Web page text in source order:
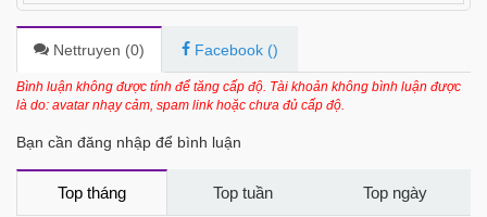
Chapter 13.3 7 tháng trước
Chapter 13.2 7 tháng trước
Chapter 13.1 7 tháng trước
7 tháng trước
Chapter 12.2
Chapter 12.1 7 tháng trước
Nettruyen (0) Facebook ()
Bình luận không được tính để tăng cấp độ. Tài khoản không bình luận được
là do: avatar nhạy cảm, spam link hoặc chưa đủ cấp độ.
Bạn cần đăng nhập để bình luận
Top tháng Top tuần Top ngày